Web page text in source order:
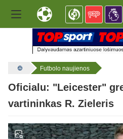
Futbolo naujienos
Oficialu: "Leicester"
vartininkas R. Zieleris